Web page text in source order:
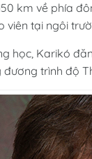
km về phía
viên tại ngôi
học, Karikó
trình độ